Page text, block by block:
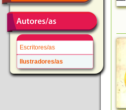
Escritores/as
Ilustradores/as